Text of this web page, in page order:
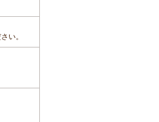
い。